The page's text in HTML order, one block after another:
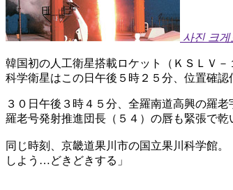
사진 크게
韓国初の人工衛星搭載ロケット（ＫＳＬＶ
科学衛星はこの日午後５時２５分、位置確
３０日午後３時４５分、全羅南道高興の羅
羅老号発射推進団長（５４）の唇も緊張で
同じ時刻、京畿道果川市の国立果川科学館
しよう…どきどきする」